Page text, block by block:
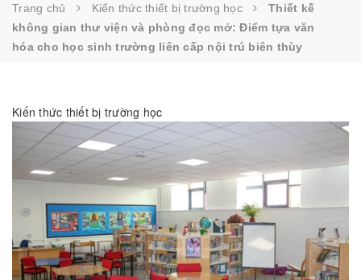
Trang chủ Kiến thức thiết bị trường học
Thiết kế
không gian thư viện và phòng đọc mở: Điểm tựa văn
hóa cho học sinh trường liên cấp nội trú biên thùy
Kiến thức thiết bị trường học